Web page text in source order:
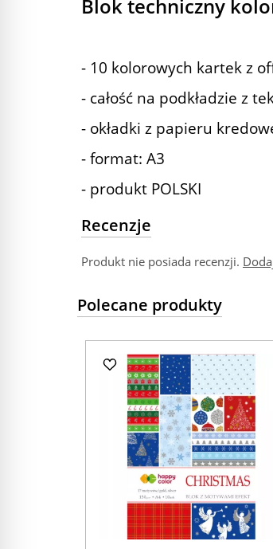
Blok techniczny
- 10 kolorowych kartek z
- całość na podkładzie z
- okładki z papieru
- format: A3
- produkt POLSKI
Recenzje
Produkt nie posiada recenzji.
Polecane produkty